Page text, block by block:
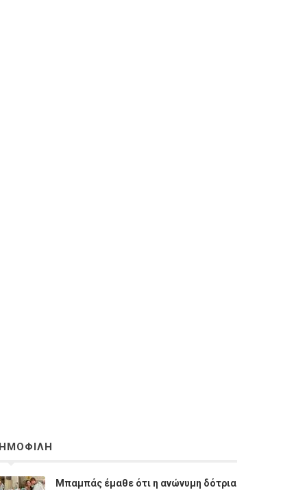
Μπαμπάς έμαθε ότι η ανώνυμη δότρια